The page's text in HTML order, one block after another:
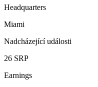
Headquarters
Miami
Nadcházející události
26 SRP
Earnings